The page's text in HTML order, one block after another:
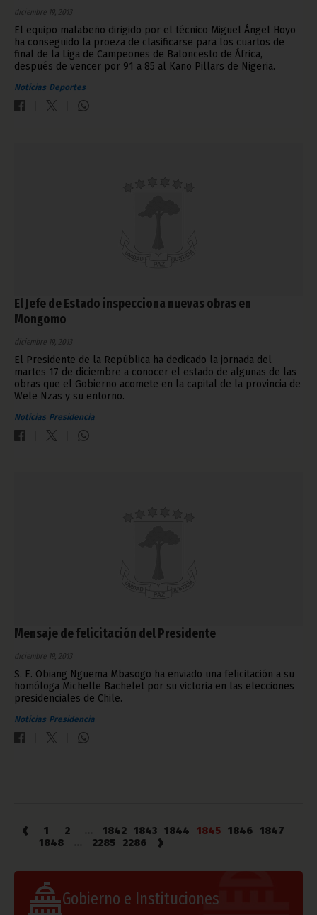
diciembre 19, 2013
El equipo malabeño dirigido por el técnico Miguel Ángel Hoyo
ha conseguido la proeza de clasificarse para los cuartos de
final de la Liga de Campeones de Baloncesto de África,
después de vencer por 91 a 85 al Kano Pillars de Nigeria.
Noticias Deportes
El Jefe de Estado inspecciona nuevas obras en
Mongomo
diciembre 19, 2013
El Presidente de la República ha dedicado la jornada del
martes 17 de diciembre a conocer el estado de algunas de las
obras que el Gobierno acomete en la capital de la provincia de
Wele Nzas y su entorno.
Noticias Presidencia
Mensaje de felicitación del Presidente
diciembre 19, 2013
S. E. Obiang Nguema Mbasogo ha enviado una felicitación a su
homóloga Michelle Bachelet por su victoria en las elecciones
presidenciales de Chile.
Noticias Presidencia
‹ 1 2 1842 1843 1844 1845 1846 1847
1848
2285 2286 ›
Gobierno e Instituciones